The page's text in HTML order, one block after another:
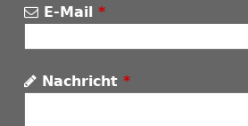
E-Mail *
Nachricht *